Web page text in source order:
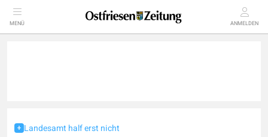
MENÜ ANMELDEN
Landesamt half erst nicht